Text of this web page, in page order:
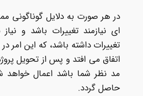
در هر صورت به دلایل گوناگونی
ای نیازمند تغییرات باشد و
تغییرات داشته باشد، که این امر
اتفاق می افتد و پس از تحویل
مد نظر شما باشد اعمال
حاصل گردد.